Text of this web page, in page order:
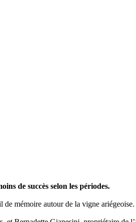
de succès selon les périodes.
mémoire autour de la vigne ariégeoise.